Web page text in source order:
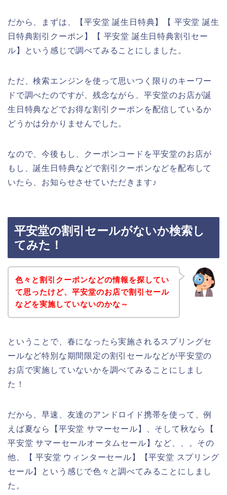
だから、まずは、【平安堂 誕生日特典】【 平安堂 誕生
日特典割引クーポン】【 平安堂 誕生日特典割引セー
ル】という感じで調べてみることにしました。
ただ、検索エンジンを使って思いつく限りのキーワー
ドで調べたのですが、残念ながら、平安堂のお店が誕
生日特典などでお得な割引クーポンを配信しているか
どうかは分かりませんでした。
なので、今後もし、クーポンコードを平安堂のお店が
もし、誕生日特典などで割引クーポンなどを配布して
いたら、お知らせさせていただきます♪
平安堂の割引セールがないか検索し
てみた！
色々と割引クーポンなどの情報を探してい
て思ったけど、平安堂のお店で割引セール
などを実施していないのかな～
ということで、春になったら実施されるスプリングセ
ールなど特別な期間限定の割引セールなどが平安堂の
お店で実施していないかを調べてみることにしまし
た！
だから、早速、友達のアンドロイド携帯を使って、例
えば夏なら【平安堂 サマーセール】、そして秋なら【
平安堂 サマーセールオータムセール】など、、。その
他、【 平安堂 ウィンターセール】【平安堂 スプリング
セール】という感じで色々と調べてみることにしまし
た。